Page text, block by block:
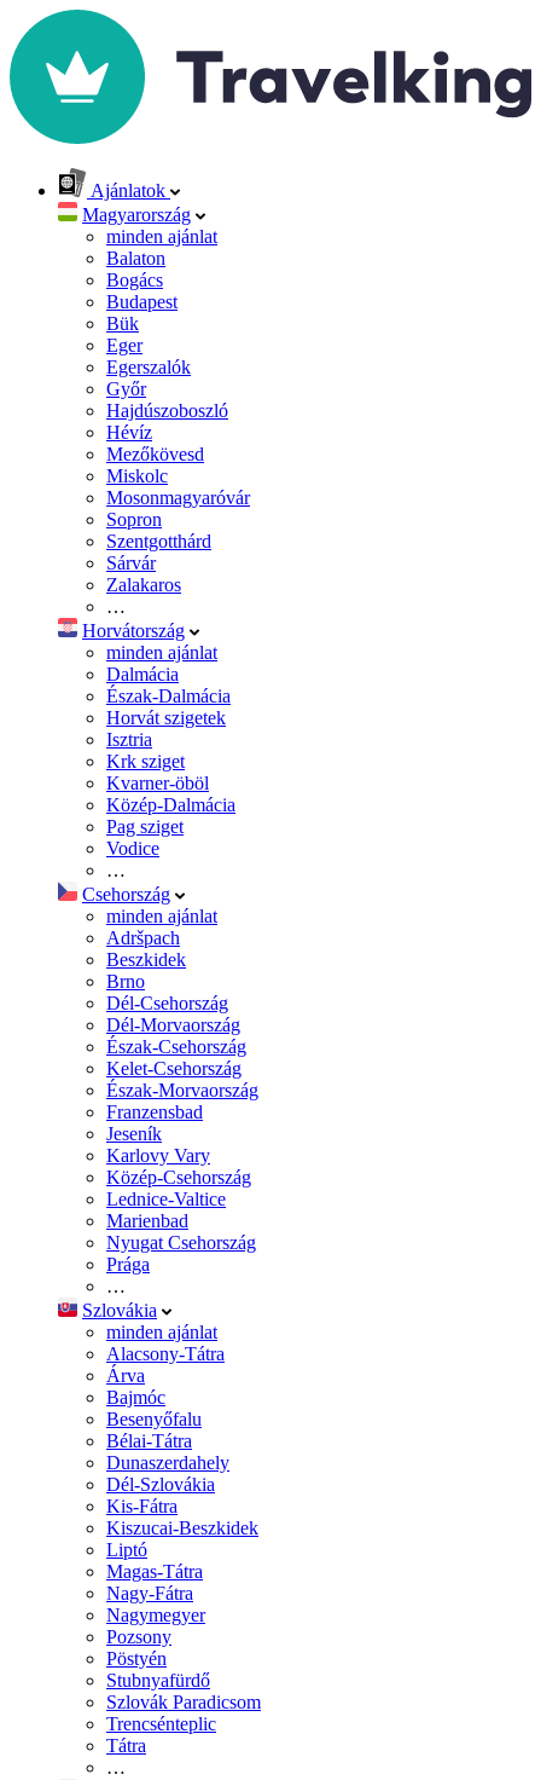
Ajánlatok
Magyarország
minden ajánlat
Balaton
Bogács
Budapest
Bük
Eger
Egerszalók
Győr
Hajdúszoboszló
Hévíz
Mezőkövesd
Miskolc
Mosonmagyaróvár
Sopron
Szentgotthárd
Sárvár
Zalakaros
…
Horvátország
minden ajánlat
Dalmácia
Észak-Dalmácia
Horvát szigetek
Isztria
Krk sziget
Kvarner-öböl
Közép-Dalmácia
Pag sziget
Vodice
…
Csehország
minden ajánlat
Adršpach
Beszkidek
Brno
Dél-Csehország
Dél-Morvaország
Észak-Csehország
Kelet-Csehország
Észak-Morvaország
Franzensbad
Jeseník
Karlovy Vary
Közép-Csehország
Lednice-Valtice
Marienbad
Nyugat Csehország
Prága
…
Szlovákia
minden ajánlat
Alacsony-Tátra
Árva
Bajmóc
Besenyőfalu
Bélai-Tátra
Dunaszerdahely
Dél-Szlovákia
Kis-Fátra
Kiszucai-Beszkidek
Liptó
Magas-Tátra
Nagy-Fátra
Nagymegyer
Pozsony
Pöstyén
Stubnyafürdő
Szlovák Paradicsom
Trencsénteplic
Tátra
…